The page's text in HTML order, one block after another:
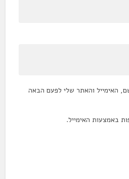
האימייל והאתר שלי לפעם הבאה
באמצעות האימייל.